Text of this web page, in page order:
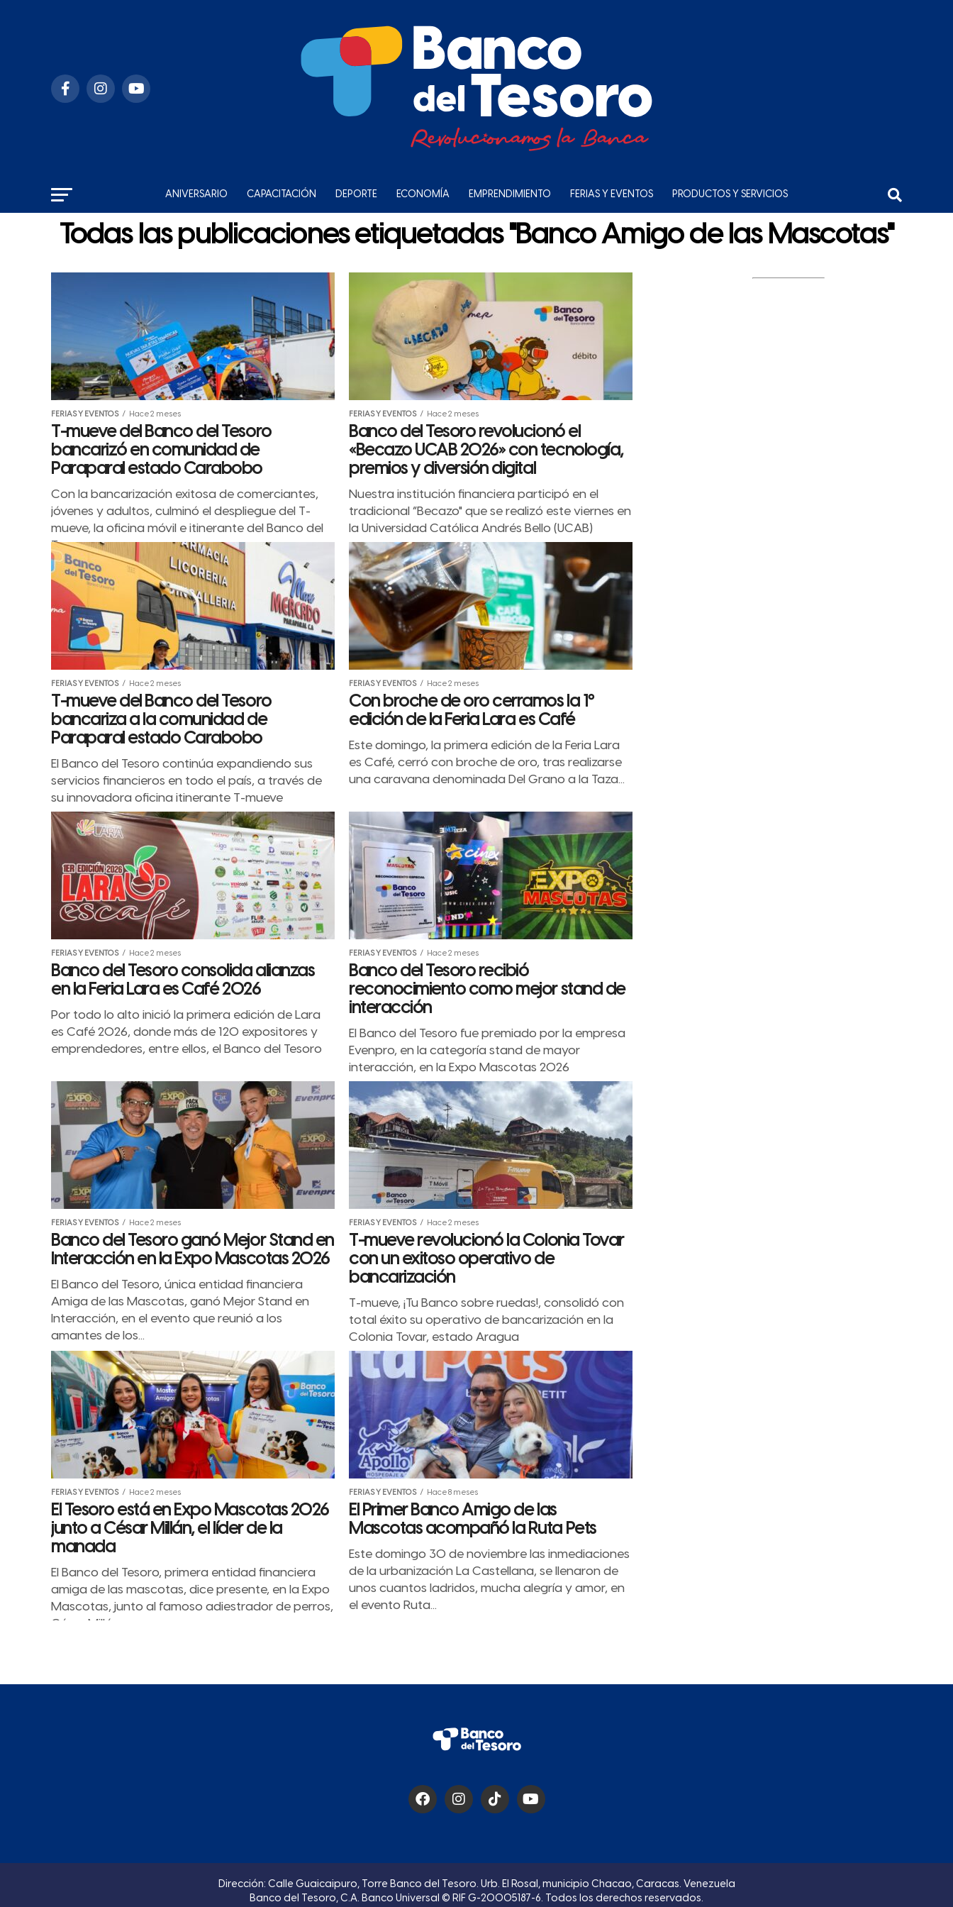
ANIVERSARIO CAPACITACIÓN DEPORTE ECONOMÍA EMPRENDIMIENTO FERIAS Y EVENTOS PRODUCTOS Y SERVICIOS
Todas las publicaciones etiquetadas "Banco Amigo de las Mascotas"
FERIAS Y EVENTOS Hace 2 meses
T-mueve del Banco del Tesoro
bancarizó en comunidad de
Paraparal estado Carabobo
Con la bancarización exitosa de comerciantes,
jóvenes y adultos, culminó el despliegue del T-
mueve, la oficina móvil e itinerante del Banco del
Tesoro
FERIAS Y EVENTOS Hace 2 meses
Banco del Tesoro revolucionó el
«Becazo UCAB 2026» con tecnología,
premios y diversión digital
Nuestra institución financiera participó en el
tradicional “Becazo" que se realizó este viernes en
la Universidad Católica Andrés Bello (UCAB)
FERIAS Y EVENTOS Hace 2 meses
T-mueve del Banco del Tesoro
bancariza a la comunidad de
Paraparal estado Carabobo
El Banco del Tesoro continúa expandiendo sus
servicios financieros en todo el país, a través de
su innovadora oficina itinerante T-mueve
FERIAS Y EVENTOS Hace 2 meses
Con broche de oro cerramos la 1º
edición de la Feria Lara es Café
Este domingo, la primera edición de la Feria Lara
es Café, cerró con broche de oro, tras realizarse
una caravana denominada Del Grano a la Taza...
FERIAS Y EVENTOS Hace 2 meses
Banco del Tesoro consolida alianzas
en la Feria Lara es Café 2026
Por todo lo alto inició la primera edición de Lara
es Café 2026, donde más de 120 expositores y
emprendedores, entre ellos, el Banco del Tesoro
FERIAS Y EVENTOS Hace 2 meses
Banco del Tesoro recibió
reconocimiento como mejor stand de
interacción
El Banco del Tesoro fue premiado por la empresa
Evenpro, en la categoría stand de mayor
interacción, en la Expo Mascotas 2026
FERIAS Y EVENTOS Hace 2 meses
Banco del Tesoro ganó Mejor Stand en
Interacción en la Expo Mascotas 2026
El Banco del Tesoro, única entidad financiera
Amiga de las Mascotas, ganó Mejor Stand en
Interacción, en el evento que reunió a los
amantes de los...
FERIAS Y EVENTOS Hace 2 meses
T-mueve revolucionó la Colonia Tovar
con un exitoso operativo de
bancarización
T-mueve, ¡Tu Banco sobre ruedas!, consolidó con
total éxito su operativo de bancarización en la
Colonia Tovar, estado Aragua
FERIAS Y EVENTOS Hace 2 meses
El Tesoro está en Expo Mascotas 2026
junto a César Millán, el líder de la
manada
El Banco del Tesoro, primera entidad financiera
amiga de las mascotas, dice presente, en la Expo
Mascotas, junto al famoso adiestrador de perros,
César Millán.
FERIAS Y EVENTOS Hace 8 meses
El Primer Banco Amigo de las
Mascotas acompañó la Ruta Pets
Este domingo 30 de noviembre las inmediaciones
de la urbanización La Castellana, se llenaron de
unos cuantos ladridos, mucha alegría y amor, en
el evento Ruta...
Dirección: Calle Guaicaipuro, Torre Banco del Tesoro. Urb. El Rosal, municipio Chacao, Caracas. Venezuela
Banco del Tesoro, C.A. Banco Universal © RIF G-20005187-6. Todos los derechos reservados.